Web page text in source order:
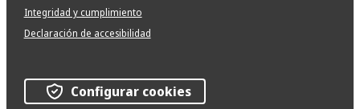
Integridad y cumplimiento
Declaración de accesibilidad
Configurar cookies